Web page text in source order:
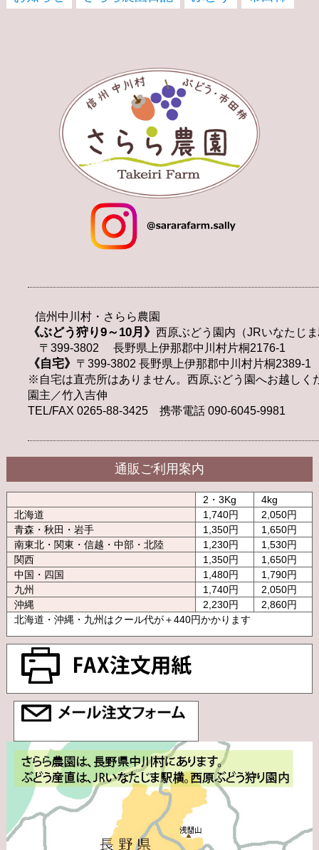
信州中川村・さらら農園
《ぶどう狩り9～10月》 西原ぶどう園内（JRいなたじ
〒399-3802 長野県上伊那郡中川村片桐2176-1
《自宅》 〒399-3802 長野県上伊那郡中川村片桐2389-1
※自宅は直売所はありません。西原ぶどう園へお越しく
園主／竹入吉伸
TEL/FAX 0265-88-3425 携帯電話 090-6045-9981
通販ご利用案内
2・3Kg
4kg
北海道
1,740円
2,050円
青森・秋田・岩手
1,350円
1,650円
南東北・関東・信越・中部・北陸
1,230円
1,530円
関西
1,350円
1,650円
中国・四国
1,480円
1,790円
九州
1,740円
2,050円
沖縄
2,230円
2,860円
北海道・沖縄・九州はクール代が＋440円かかります